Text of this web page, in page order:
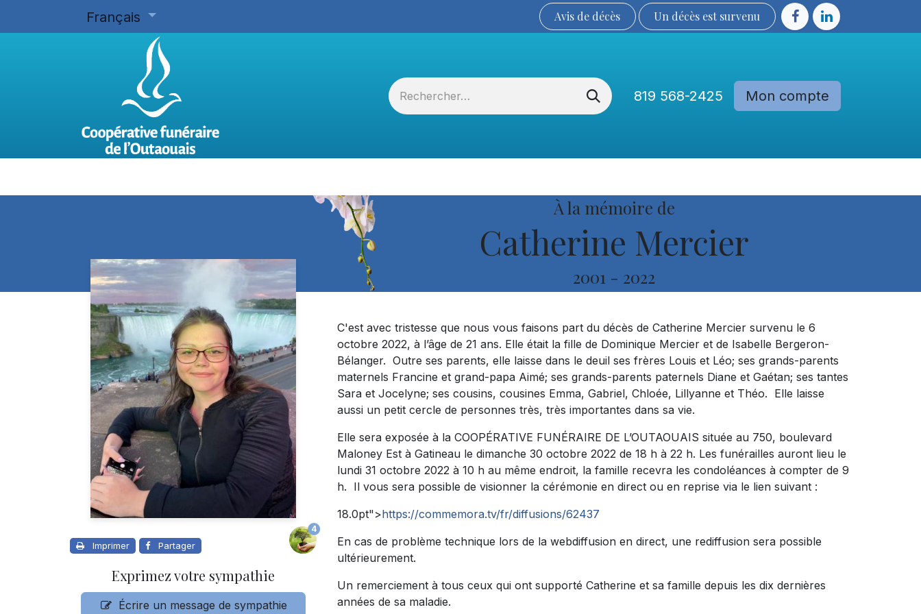
Français Avis de décès Un décès est sur​​​​​​​​ve​nu​​​​​​​​​​
819 568-2425 Mon compte
À la mémoire de
Catherine Mercier
2001 - 2022
Imprimer Partager
4
Exprimez votre sympathie
Écrire un message de sympathie
C'est avec tristesse que nous vous faisons part du décès de Catherine Mercier survenu le 6
octobre 2022, à l’âge de 21 ans. Elle était la fille de Dominique Mercier et de Isabelle Bergeron-
Bélanger. Outre ses parents, elle laisse dans le deuil ses frères Louis et Léo; ses grands-parents
maternels Francine et grand-papa Aimé; ses grands-parents paternels Diane et Gaétan; ses tantes
Sara et Jocelyne; ses cousins, cousines Emma, Gabriel, Chloée, Lillyanne et Théo. Elle laisse
aussi un petit cercle de personnes très, très importantes dans sa vie.
Elle sera exposée à la COOPÉRATIVE FUNÉRAIRE DE L’OUTAOUAIS située au 750, boulevard
Maloney Est à Gatineau le dimanche 30 octobre 2022 de 18 h à 22 h. Les funérailles auront lieu le
lundi 31 octobre 2022 à 10 h au même endroit, la famille recevra les condoléances à compter de 9
h. Il vous sera possible de visionner la cérémonie en direct ou en reprise via le lien suivant :
18.0pt">https://commemora.tv/fr/diffusions/62437
En cas de problème technique lors de la webdiffusion en direct, une rediffusion sera possible
ultérieurement.
Un remerciement à tous ceux qui ont supporté Catherine et sa famille depuis les dix dernières
années de sa maladie.